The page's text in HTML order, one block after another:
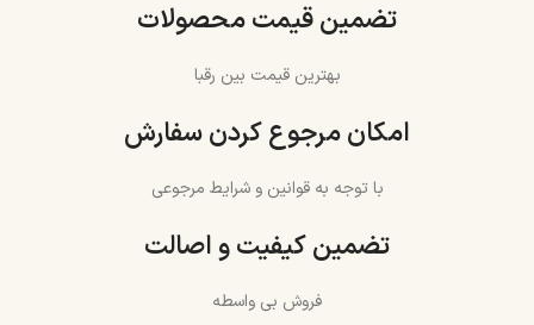
تضمین قیمت محصولات
بهترین قیمت بین رقبا
امکان مرجوع کردن سفارش
با توجه به قوانین و شرایط مرجوعی
تضمین کیفیت و اصالت
فروش بی واسطه